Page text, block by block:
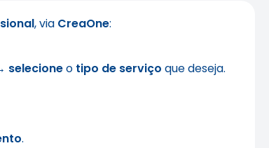
, via CreaOne:
selecioneo tipo de serviço que deseja.
.